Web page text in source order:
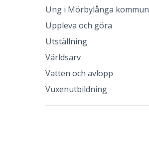
Ung i Mörbylånga kommun
Uppleva och göra
Utställning
Världsarv
Vatten och avlopp
Vuxenutbildning